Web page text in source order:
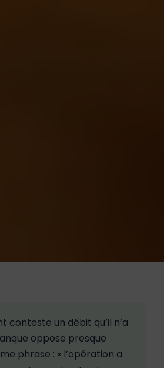
conteste un débit qu’il n’a
oppose presque
phrase : « l’opération a